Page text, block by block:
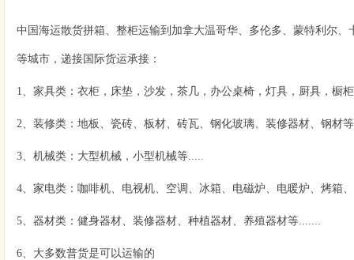
中国海运散货拼箱、整柜运输到加拿大温哥华、多伦多、蒙特利尔
等城市，递接国际货运承接：
1、家具类：衣柜，床垫，沙发，茶几，办公桌椅，灯具，厨具，橱
2、装修类：地板、瓷砖、板材、砖瓦、钢化玻璃、装修器材、钢材
3、机械类：大型机械，小型机械等.....
4、家电类：咖啡机、电视机、空调、冰箱、电磁炉、电暖炉、烤箱
5、器材类：健身器材、装修器材、种植器材、养殖器材等.......
6、大多数普货是可以运输的